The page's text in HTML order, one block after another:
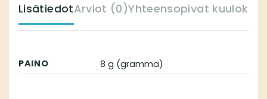
LisätiedotArviot (0)Yhteensopivat
PAINO 8 g (gramma)